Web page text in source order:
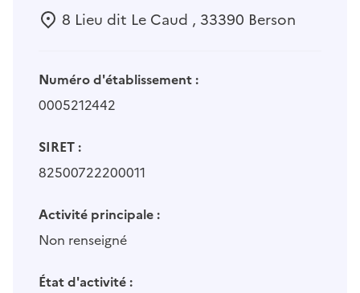
8 Lieu dit Le Caud , 33390 Berson
Numéro d'établissement :
0005212442
SIRET :
82500722200011
Activité principale :
Non renseigné
État d'activité :